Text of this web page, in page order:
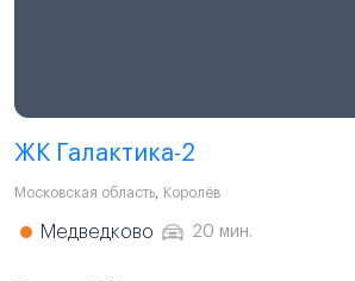
ЖК Галактика-2
Московская область, Королёв
Медведково 20 мин.